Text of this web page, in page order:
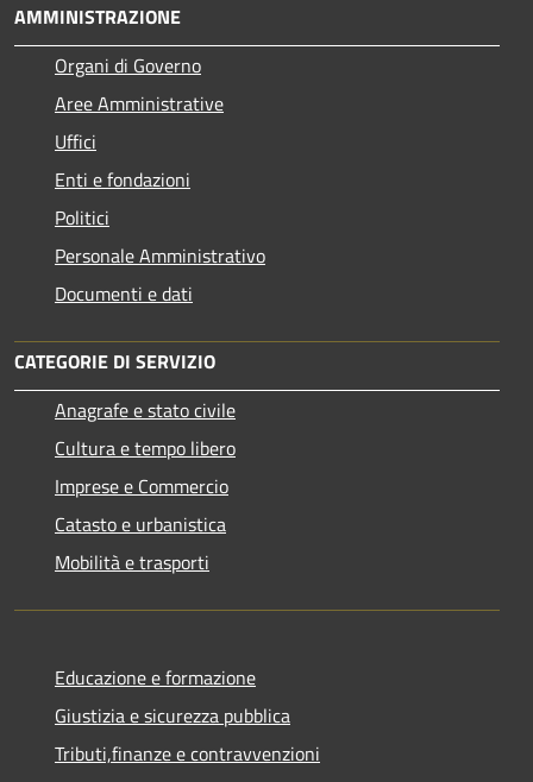
AMMINISTRAZIONE
Organi di Governo
Aree Amministrative
Uffici
Enti e fondazioni
Politici
Personale Amministrativo
Documenti e dati
CATEGORIE DI SERVIZIO
Anagrafe e stato civile
Cultura e tempo libero
Imprese e Commercio
Catasto e urbanistica
Mobilità e trasporti
Educazione e formazione
Giustizia e sicurezza pubblica
Tributi,finanze e contravvenzioni